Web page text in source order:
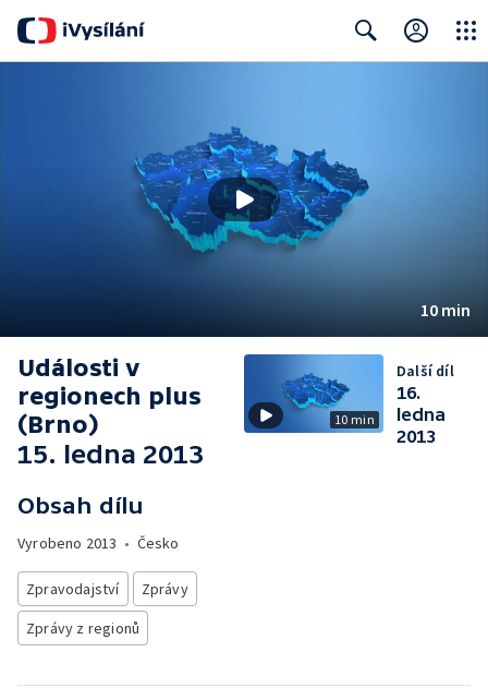
10 min
Události v
regionech plus
(Brno)
15. ledna 2013
Obsah dílu
Vyrobeno 2013 • Česko
Zpravodajství
Zprávy
Zprávy z regionů
10 min
Další díl
16.
ledna
2013